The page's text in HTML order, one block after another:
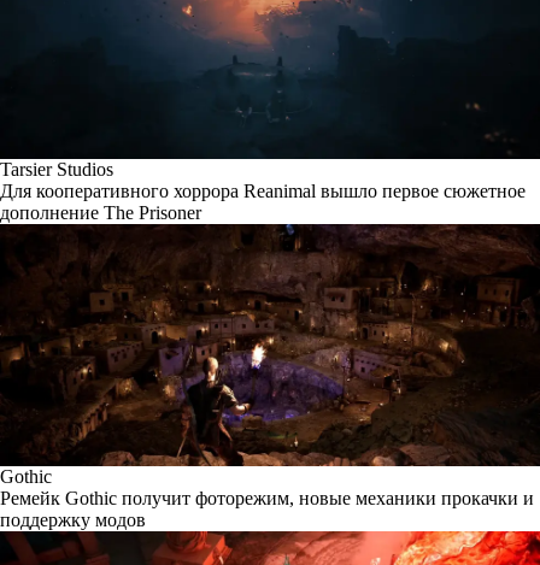
Tarsier Studios
Для кооперативного хоррора Reanimal вышло первое сюжетное
дополнение The Prisoner
Gothic
Ремейк Gothic получит фоторежим, новые механики прокачки и
поддержку модов